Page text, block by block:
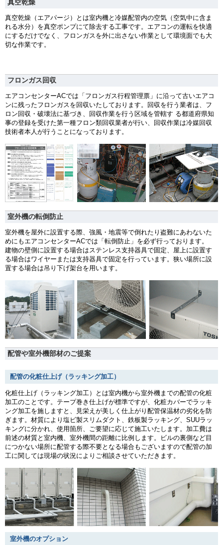
真空乾燥
真空乾燥（エアパージ）とは室内機と冷媒配管内の空気（空気中に含ま
れる水分）を真空ポンプにて除去する工事です。エアコンの運転を快適
にするだけでなく、フロンガスを外に出さない作業として環境面でも大
切な作業です。
フロンガス回収
エアコンセンターACでは「フロンガス行程管理票」に沿って古いエアコ
ンに残ったフロンガスを回収いたしております。回収を行う業者は、フ
ロン回収・破壊法に基づき、回収作業を行う区域を管轄す る都道府県知
事の登録を受けた第一種フロン類回収業者が行い、回収作業は冷媒回収
技術者本人が行うことになっております。
室外機の転倒防止
室外機を屋外に設置する際、強風・地震等で倒れたり盗難にあわないた
めにもエアコンセンターACでは「転倒防止」を必ず行っております。
建物の壁側に設置する場合はステンレス支持器具で固定、屋上に設置す
る場合はワイヤーまたは支持器具で固定を行っています。狭い場所に設
置する場合は吊り下げ架台を用います。
配管や室外機部材のご提案
配管の化粧仕上げ（ラッキング加工）
化粧仕上げ（ラッキング加工）とは室内機から室外機までの配管の化粧
加工のことです。テープ巻き仕上げが標準ですが、化粧カバーでラッキ
ング加工を施しますと、見栄えが美しく仕上がり配管保温材の劣化を防
ぎます。材質により塩ビ製スリムダクト、鉄板製ラッキング、SUUラッ
キングに分かれ、使用箇所、ご要望に応じて施工いたします。加工費は
前述の材質と室内機、室外機間の距離に比例します。ビルの裏側など目
につかない場所に配管する際不要となる場合もございますので配管の加
工に関しては現場の状況によりご相談させていただきます。
室外機のオプション